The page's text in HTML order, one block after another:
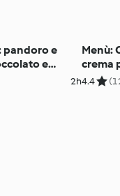
pandoro e
e
2h
Menù:
crema
Friend)
4.4